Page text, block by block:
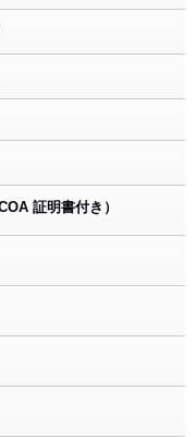
証明書付き）